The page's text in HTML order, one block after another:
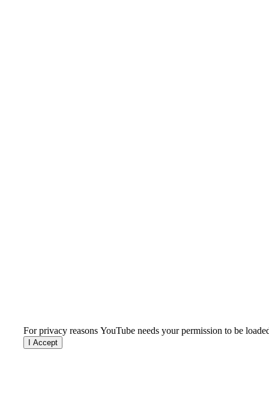
For privacy reasons YouTube needs your permission to be
I Accept